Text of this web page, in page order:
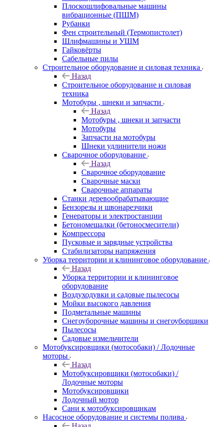
Плоскошлифовальные машины
вибрационные (ПШМ)
Рубанки
Фен строительный (Термопистолет)
Шлифмашины и УШМ
Гайковёрты
Сабельные пилы
Строительное оборудование и силовая техника
Назад
Строительное оборудование и силовая
техника
Мотобуры , шнеки и запчасти
Назад
Мотобуры , шнеки и запчасти
Мотобуры
Запчасти на мотобуры
Шнеки удлинители ножи
Сварочное оборудование
Назад
Сварочное оборудование
Сварочные маски
Сварочные аппараты
Станки деревообрабатывающие
Бензорезы и швонарезчики
Генераторы и электростанции
Бетономешалки (бетоносмесители)
Компрессора
Пусковые и зарядные устройства
Стабилизаторы напряжения
Уборка территории и клининговое оборудование
Назад
Уборка территории и клининговое
оборудование
Воздуходувки и садовые пылесосы
Мойки высокого давления
Подметальные машины
Снегоуборочные машины и снегоуборщики
Пылесосы
Садовые измельчители
Мотобуксировщики (мотособаки) / Лодочные
моторы
Назад
Мотобуксировщики (мотособаки) /
Лодочные моторы
Мотобуксировщики
Лодочный мотор
Сани к мотобуксировщикам
Насосное оборудование и системы полива